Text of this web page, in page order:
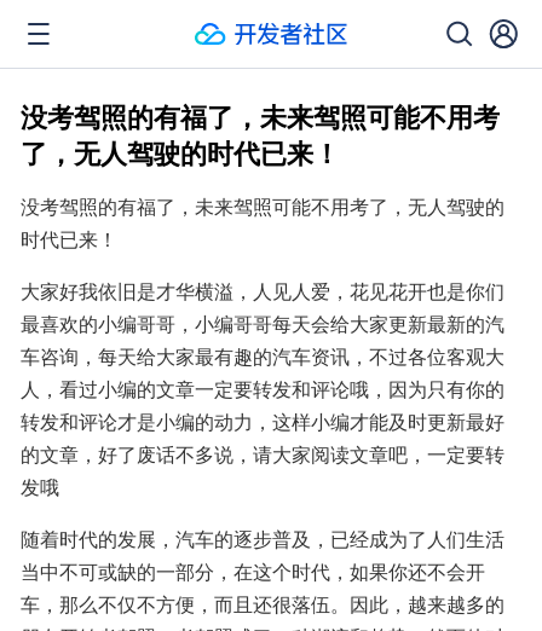
没考驾照的有福了，未来驾照可能不用考
了，无人驾驶的时代已来！
没考驾照的有福了，未来驾照可能不用考了，无人驾驶的
时代已来！
大家好我依旧是才华横溢，人见人爱，花见花开也是你们
最喜欢的小编哥哥，小编哥哥每天会给大家更新最新的汽
车咨询，每天给大家最有趣的汽车资讯，不过各位客观大
人，看过小编的文章一定要转发和评论哦，因为只有你的
转发和评论才是小编的动力，这样小编才能及时更新最好
的文章，好了废话不多说，请大家阅读文章吧，一定要转
发哦
随着时代的发展，汽车的逐步普及，已经成为了人们生活
当中不可或缺的一部分，在这个时代，如果你还不会开
车，那么不仅不方便，而且还很落伍。因此，越来越多的